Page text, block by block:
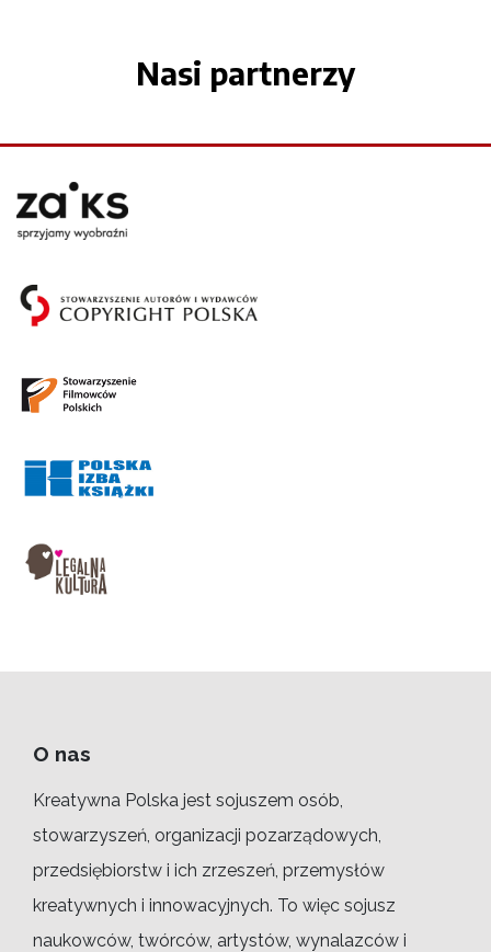
Nasi partnerzy
O nas
Kreatywna Polska jest sojuszem osób,
stowarzyszeń, organizacji pozarządowych,
przedsiębiorstw i ich zrzeszeń, przemysłów
kreatywnych i innowacyjnych. To więc sojusz
naukowców, twórców, artystów, wynalazców i